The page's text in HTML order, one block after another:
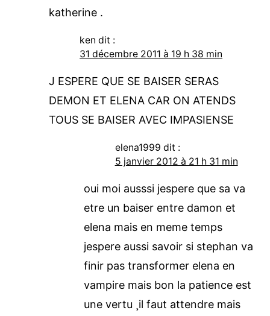
katherine .
ken dit :
31 décembre 2011 à 19 h 38 min
J ESPERE QUE SE BAISER SERAS
DEMON ET ELENA CAR ON ATENDS
TOUS SE BAISER AVEC IMPASIENSE
elena1999 dit :
5 janvier 2012 à 21 h 31 min
oui moi ausssi jespere que sa va
etre un baiser entre damon et
elena mais en meme temps
jespere aussi savoir si stephan va
finir pas transformer elena en
vampire mais bon la patience est
une vertu ¸il faut attendre mais